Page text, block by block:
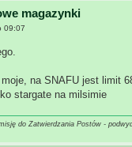
magazynki
09:07
na SNAFU jest limit
stargate na milsimie
do Zatwierdzania Postów -